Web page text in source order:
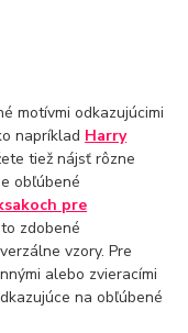
motívmi odkazujúcimi
napríklad Harry
tiež nájsť rôzne
obľúbené
pre
zdobené
vzory. Pre
alebo zvieracími
na obľúbené